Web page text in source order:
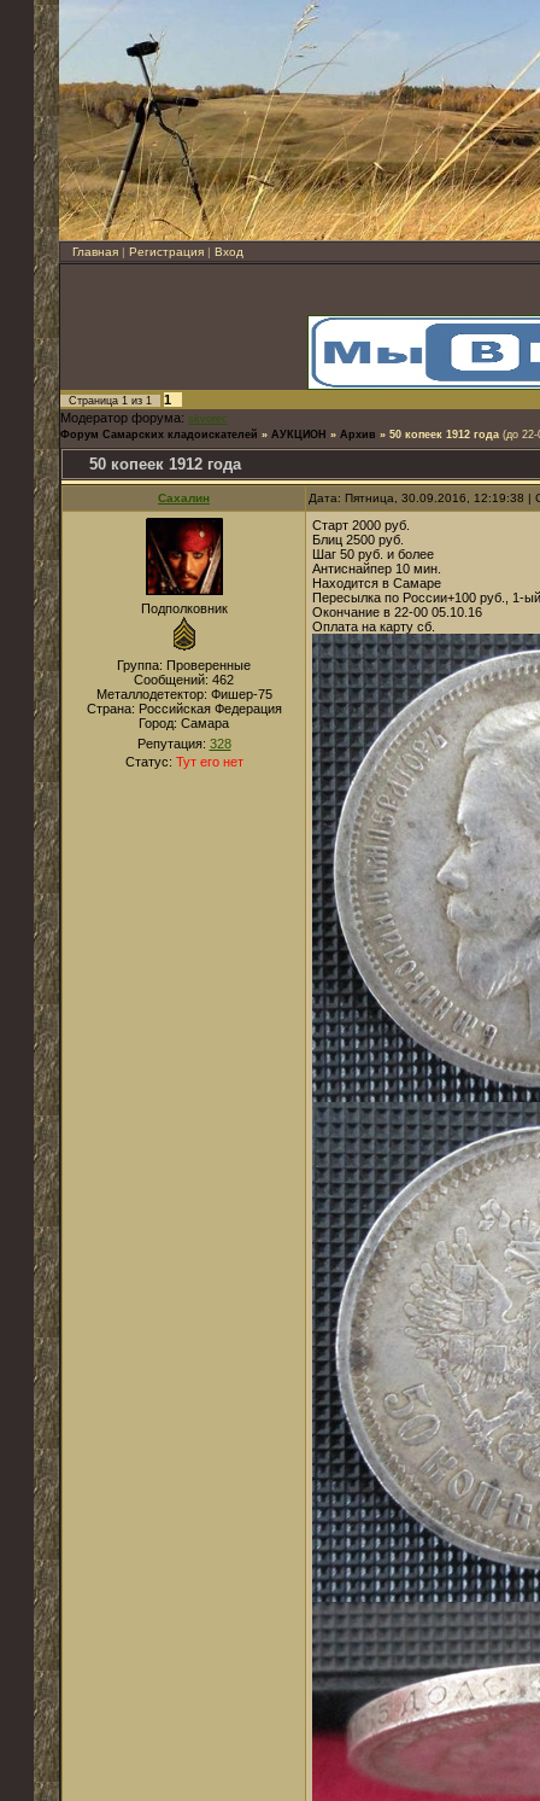
Главная | Регистрация | Вход
Страница 1 из 1
1
Модератор форума: skvorec
Форум Самарских кладоискателей » АУКЦИОН » Архив » 50 копеек 1912 года (до 22-
50 копеек 1912 года
Сахалин Дата: Пятница, 30.09.2016, 12:19:38
Подполковник
Группа: Проверенные
Сообщений: 462
Металлодетектор: Фишер-75
Страна: Российская Федерация
Город: Самара
Репутация: 328
Статус: Тут его нет
Старт 2000 руб.
Блиц 2500 руб.
Шаг 50 руб. и более
Антиснайпер 10 мин.
Находится в Самаре
Пересылка по России+100 руб., 1-
Окончание в 22-00 05.10.16
Оплата на карту сб.